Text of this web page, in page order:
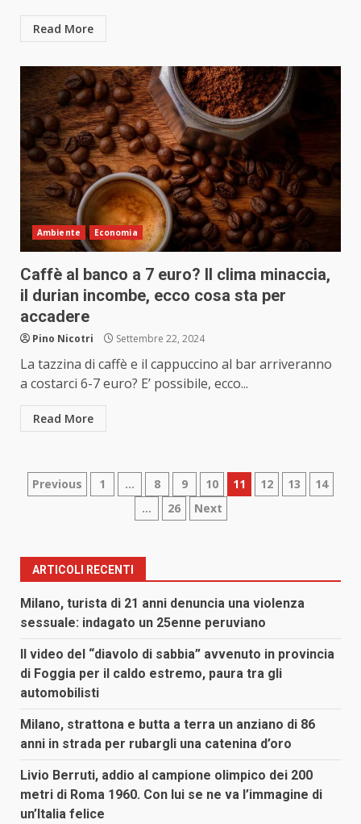
Read More
Ambiente Economia
Caffè al banco a 7 euro? Il clima minaccia,
il durian incombe, ecco cosa sta per
accadere
Pino Nicotri Settembre 22, 2024
La tazzina di caffè e il cappuccino al bar arriveranno
a costarci 6-7 euro? E’ possibile, ecco...
Read More
Paginazione
articoli
Previous 1 … 8 9 10 11 12 13
14
…
26 Next
ARTICOLI RECENTI
Milano, turista di 21 anni denuncia una violenza
sessuale: indagato un 25enne peruviano
Il video del “diavolo di sabbia” avvenuto in provincia
di Foggia per il caldo estremo, paura tra gli
automobilisti
Milano, strattona e butta a terra un anziano di 86
anni in strada per rubargli una catenina d’oro
Livio Berruti, addio al campione olimpico dei 200
metri di Roma 1960. Con lui se ne va l’immagine di
un’Italia felice